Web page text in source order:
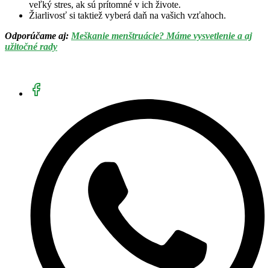
veľký stres, ak sú prítomné v ich živote.
Žiarlivosť si taktiež vyberá daň na vašich vzťahoch.
Odporúčame aj: Meškanie menštruácie? Máme vysvetlenie a aj
užitočné rady